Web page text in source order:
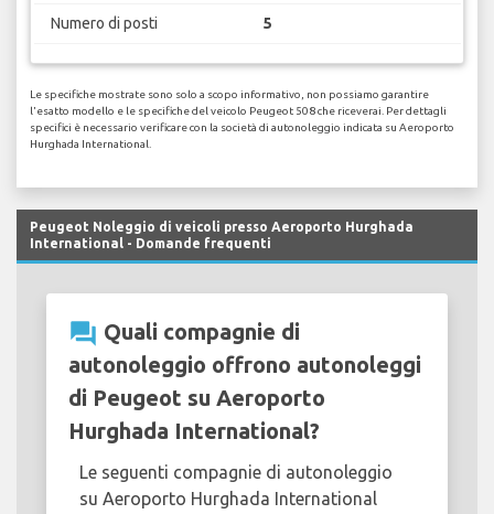
Numero di posti 5
Le specifiche mostrate sono solo a scopo informativo, non possiamo garantire
l'esatto modello e le specifiche del veicolo Peugeot 508 che riceverai. Per dettagli
specifici è necessario verificare con la società di autonoleggio indicata su Aeroporto
Hurghada International.
Peugeot Noleggio di veicoli presso Aeroporto Hurghada
International - Domande frequenti
question_answer Quali compagnie di
autonoleggio offrono autonoleggi
di Peugeot su Aeroporto
Hurghada International?
Le seguenti compagnie di autonoleggio
su Aeroporto Hurghada International